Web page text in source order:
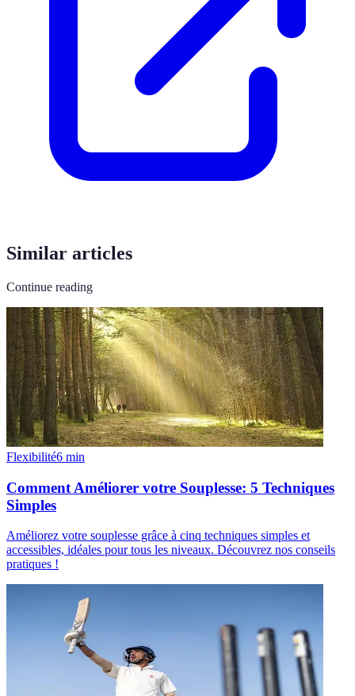
Similar articles
Continue reading
Flexibilité6 min
Comment Améliorer votre Souplesse: 5 Techniques
Simples
Améliorez votre souplesse grâce à cinq techniques simples et
accessibles, idéales pour tous les niveaux. Découvrez nos conseils
pratiques !